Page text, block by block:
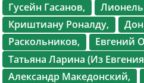
Гусейн Гасанов,
Криштиану Роналду,
Раскольников,
Евгений
Татьяна Ларина (Из
Александр Македонский,